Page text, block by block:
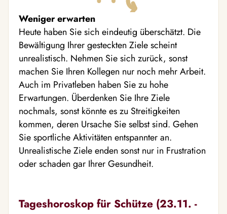
Weniger erwarten
Heute haben Sie sich eindeutig überschätzt. Die
Bewältigung Ihrer gesteckten Ziele scheint
unrealistisch. Nehmen Sie sich zurück, sonst
machen Sie Ihren Kollegen nur noch mehr Arbeit.
Auch im Privatleben haben Sie zu hohe
Erwartungen. Überdenken Sie Ihre Ziele
nochmals, sonst könnte es zu Streitigkeiten
kommen, deren Ursache Sie selbst sind. Gehen
Sie sportliche Aktivitäten entspannter an.
Unrealistische Ziele enden sonst nur in Frustration
oder schaden gar Ihrer Gesundheit.
Tageshoroskop für Schütze (23.11. -